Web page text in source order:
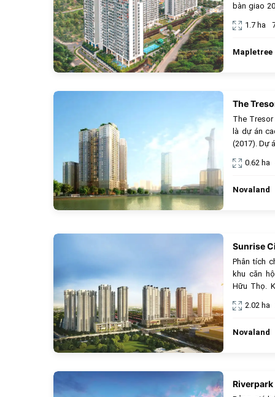
bàn giao
bật với
tại Thạnh
1.7 ha
Mapletree
The
The Tresor
là dự án
(2017). Dự
dạng loại
bơi tràn bờ
0.62 ha
Novaland
Sunrise
Phân tích
khu căn
Hữu Thọ.
lý tưởng.
2.02 ha
Novaland
Riverpark